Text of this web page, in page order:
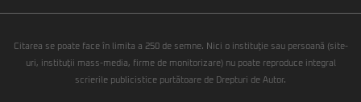
Citarea se poate face în limita a 250 de semne. Nici o instituţie sau persoană (site-
uri, instituţii mass-media, firme de monitorizare) nu poate reproduce integral
scrierile publicistice purtătoare de Drepturi de Autor.